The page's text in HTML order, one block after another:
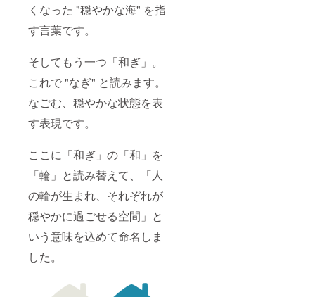
くなった "穏やかな海" を指
す言葉です。
そしてもう一つ「和ぎ」。
これで "なぎ" と読みます。
なごむ、穏やかな状態を表
す表現です。
ここに「和ぎ」の「和」を
「輪」と読み替えて、「人
の輪が生まれ、それぞれが
穏やかに過ごせる空間」と
いう意味を込めて命名しま
した。